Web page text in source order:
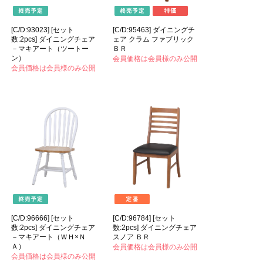
[C/D:93023] [セット
数:2pcs] ダイニングチェア
－マキアート（ツートー
ン）
会員価格は会員様のみ公開
[C/D:95463] ダイニングチ
ェア クラム ファブリック
ＢＲ
会員価格は会員様のみ公開
[C/D:96666] [セット
数:2pcs] ダイニングチェア
－マキアート（ＷＨ×Ｎ
Ａ）
会員価格は会員様のみ公開
[C/D:96784] [セット
数:2pcs] ダイニングチェア
スノア ＢＲ
会員価格は会員様のみ公開